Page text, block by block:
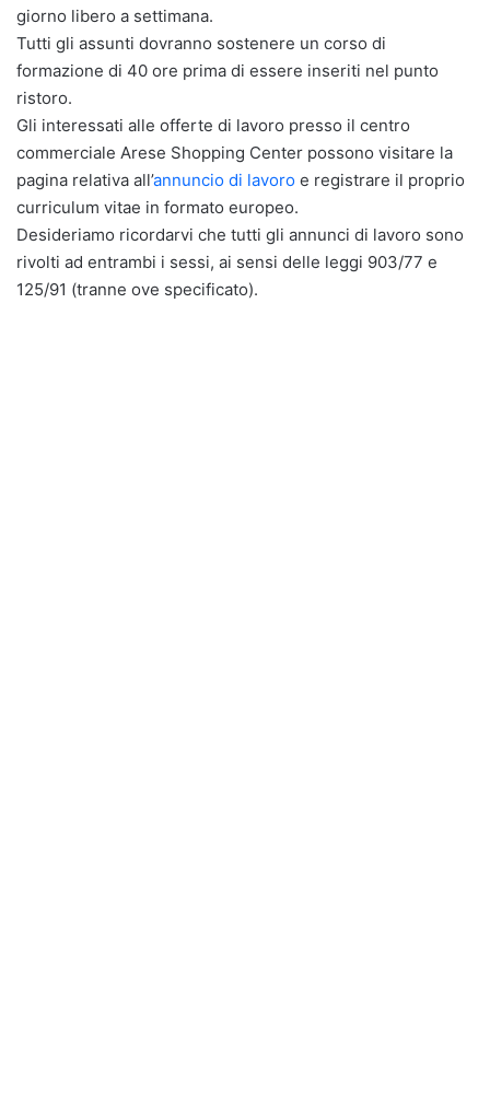
giorno libero a settimana.
Tutti gli assunti dovranno sostenere un corso di
formazione di 40 ore prima di essere inseriti nel punto
ristoro.
Gli interessati alle offerte di lavoro presso il centro
commerciale Arese Shopping Center possono visitare la
pagina relativa all’annuncio di lavoro e registrare il proprio
curriculum vitae in formato europeo.
Desideriamo ricordarvi che tutti gli annunci di lavoro sono
rivolti ad entrambi i sessi, ai sensi delle leggi 903/77 e
125/91 (tranne ove specificato).